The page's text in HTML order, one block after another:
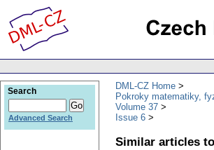
DML-CZ Home
Pokroky matematiky,
Volume 37
Issue 6
Similar articles
Search
Advanced Search